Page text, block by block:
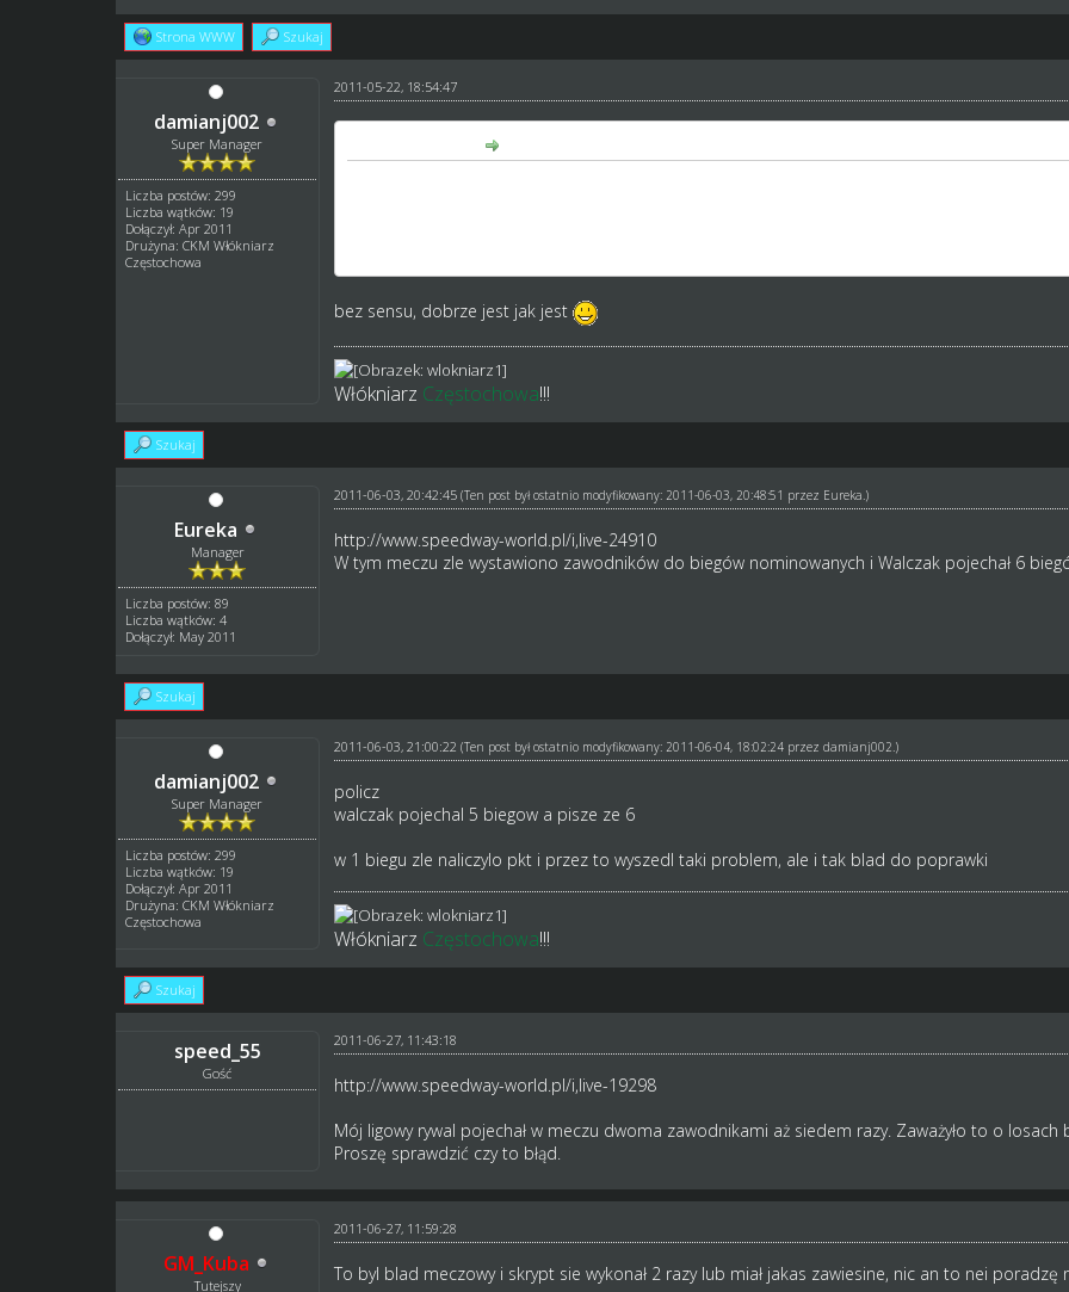
Strona WWW Szukaj
damianj002
Super Manager
Liczba postów: 299
Liczba wątków: 19
Dołączył: Apr 2011
Drużyna: CKM Włókniarz
Częstochowa
2011-05-22, 18:54:47
bez sensu, dobrze jest jak jest
Włókniarz Częstochowa!!!
Szukaj
Eureka
Manager
Liczba postów: 89
Liczba wątków: 4
Dołączył: May 2011
2011-06-03, 20:42:45 (Ten post był ostatnio modyfikowany: 2011-06-03, 20:48:51 przez Eureka.)
http://www.speedway-world.pl/i,live-24910
W tym meczu zle wystawiono zawodników do biegów nominowanych i Walczak pojechał 6
Szukaj
damianj002
Super Manager
Liczba postów: 299
Liczba wątków: 19
Dołączył: Apr 2011
Drużyna: CKM Włókniarz
Częstochowa
2011-06-03, 21:00:22 (Ten post był ostatnio modyfikowany: 2011-06-04, 18:02:24 przez damianj002.)
policz
walczak pojechal 5 biegow a pisze ze 6
w 1 biegu zle naliczylo pkt i przez to wyszedl taki problem, ale i tak blad do poprawki
Włókniarz Częstochowa!!!
Szukaj
speed_55
Gość
2011-06-27, 11:43:18
http://www.speedway-world.pl/i,live-19298
Mój ligowy rywal pojechał w meczu dwoma zawodnikami aż siedem razy. Zaważyło to o losach
Proszę sprawdzić czy to błąd.
GM_Kuba
Tutejszy
2011-06-27, 11:59:28
To byl blad meczowy i skrypt sie wykonał 2 razy lub miał jakas zawiesine, nic an to nei poradzę